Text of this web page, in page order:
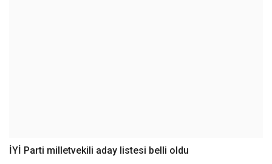
İYİ Parti milletvekili aday listesi belli oldu